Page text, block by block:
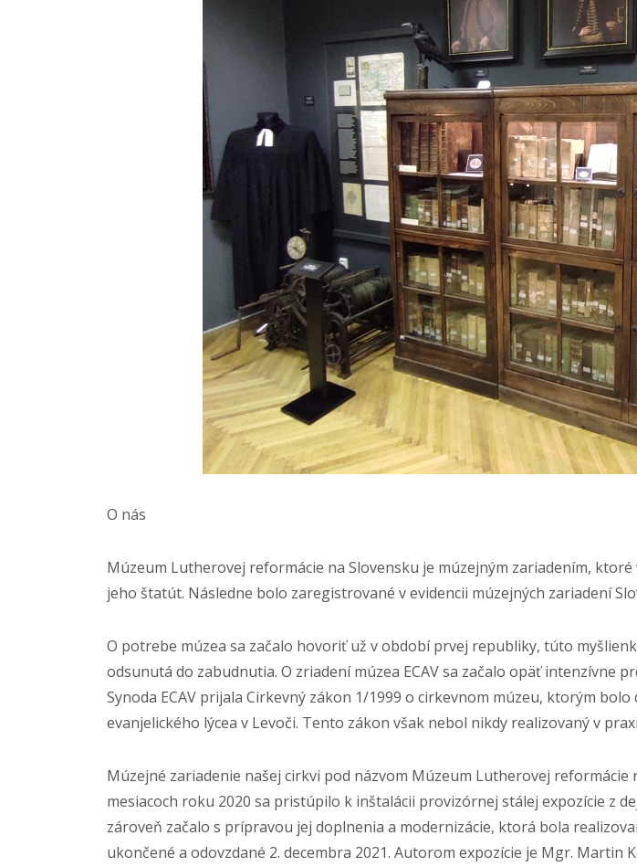
O nás
Múzeum Lutherovej reformácie na Slovensku je múzejným zariadením,
jeho štatút. Následne bolo zaregistrované v evidencii múzejných zariadení
O potrebe múzea sa začalo hovoriť už v období prvej republiky, túto
odsunutá do zabudnutia. O zriadení múzea ECAV sa začalo opäť intenzívne
Synoda ECAV prijala Cirkevný zákon 1/1999 o cirkevnom múzeu, ktorým
evanjelického lýcea v Levoči. Tento zákon však nebol nikdy realizovaný v
Múzejné zariadenie našej cirkvi pod názvom Múzeum Lutherovej reformácie
mesiacoch roku 2020 sa pristúpilo k inštalácii provizórnej stálej expozície z
zároveň začalo s prípravou jej doplnenia a modernizácie, ktorá bola
ukončené a odovzdané 2. decembra 2021. Autorom expozície je Mgr.